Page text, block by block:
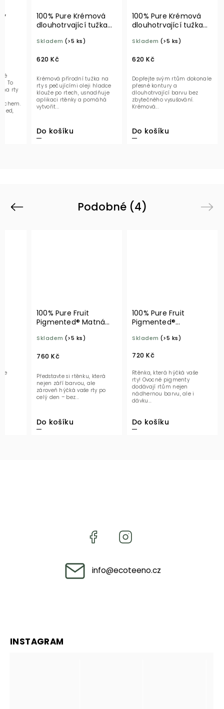
To
na rty
100% Pure Krémová
dlouhotrvající tužka
Skladem (>5 ks)
620 Kč
Do košíku
Krémová přírodní tužka na
rty s pečujícími oleji hladce
klouže po rtech, usnadňuje
aplikaci rtěnky a pomáhá
vytvořit...
100% Pure Krémová
dlouhotrvající tužka
Skladem (>5 ks)
620 Kč
Do košíku
Dopřejte svým rtům dokonale
přesné kontury a
dlouhotrvající barvu bez
zbytečného vysušování.
Krémová...
Podobné (4)
Previous
100% Pure Fruit
Pigmented® Matná
máslem Mirage
Skladem (>5 ks)
760 Kč
Do košíku
Představte si rtěnku, která
nejen září barvou, ale
zároveň hýčká vaše rty po
celý den – bez...
100% Pure Fruit
Pigmented®
Coquette
Skladem (>5 ks)
720 Kč
Do košíku
Rtěnka, která hýčká vaše
rty! Ovocné pigmenty
dodávají rtům nejen
nádhernou barvu, ale i
dávku...
Next
info@ecoteeno.cz
INSTAGRAM